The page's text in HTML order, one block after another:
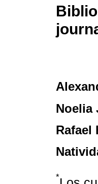
Noelia
Rafael
*